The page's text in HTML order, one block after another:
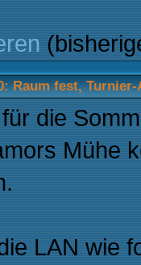
Raum fest,
die
Mühe
LAN wie